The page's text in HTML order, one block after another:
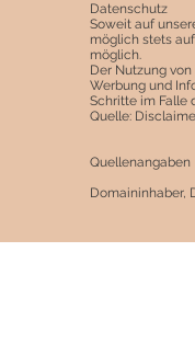
Datenschutz
Soweit auf
möglich stets
möglich.
Der Nutzung
Werbung und
Schritte im Falle
Quelle:
Quellenangaben
Domaininhaber,